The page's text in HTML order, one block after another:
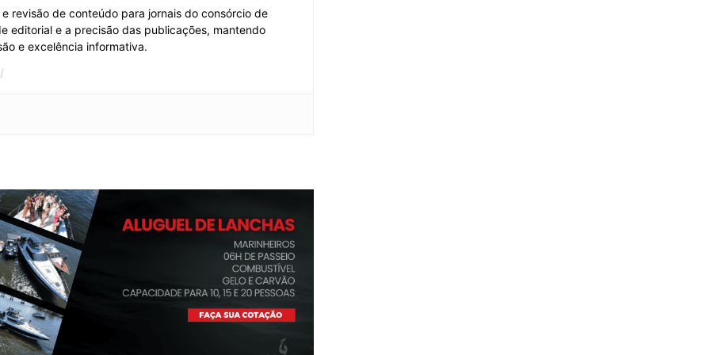
revisão de conteúdo para jornais do consórcio de
editorial e a precisão das publicações, mantendo
e excelência informativa.